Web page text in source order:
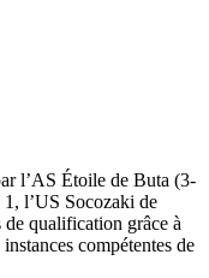
l’AS Étoile de Buta (3-
1, l’US Socozaki de
de qualification grâce à
compétentes de